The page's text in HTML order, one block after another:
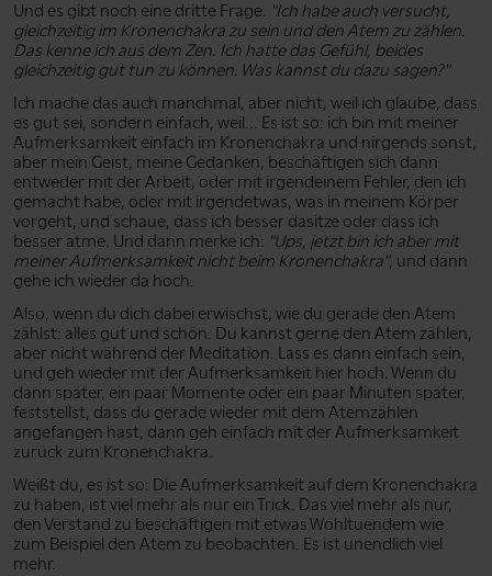
Und es gibt noch eine dritte Frage. "Ich habe auch versucht,
gleichzeitig im Kronenchakra zu sein und den Atem zu zählen.
Das kenne ich aus dem Zen. Ich hatte das Gefühl, beides
gleichzeitig gut tun zu können. Was kannst du dazu sagen?"
Ich mache das auch manchmal, aber nicht, weil ich glaube, dass
es gut sei, sondern einfach, weil... Es ist so: ich bin mit meiner
Aufmerksamkeit einfach im Kronenchakra und nirgends sonst,
aber mein Geist, meine Gedanken, beschäftigen sich dann
entweder mit der Arbeit, oder mit irgendeinem Fehler, den ich
gemacht habe, oder mit irgendetwas, was in meinem Körper
vorgeht, und schaue, dass ich besser dasitze oder dass ich
besser atme. Und dann merke ich: "Ups, jetzt bin ich aber mit
meiner Aufmerksamkeit nicht beim Kronenchakra", und dann
gehe ich wieder da hoch.
Also, wenn du dich dabei erwischst, wie du gerade den Atem
zählst: alles gut und schön. Du kannst gerne den Atem zählen,
aber nicht während der Meditation. Lass es dann einfach sein,
und geh wieder mit der Aufmerksamkeit hier hoch. Wenn du
dann später, ein paar Momente oder ein paar Minuten später,
feststellst, dass du gerade wieder mit dem Atemzählen
angefangen hast, dann geh einfach mit der Aufmerksamkeit
zurück zum Kronenchakra.
Weißt du, es ist so: Die Aufmerksamkeit auf dem Kronenchakra
zu haben, ist viel mehr als nur ein Trick. Das viel mehr als nur,
den Verstand zu beschäftigen mit etwas Wohltuendem wie
zum Beispiel den Atem zu beobachten. Es ist unendlich viel
mehr.